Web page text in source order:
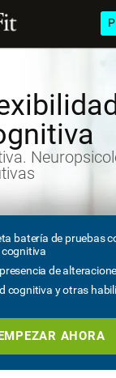
batería de pruebas
de
cognitiva y otras
AHORA